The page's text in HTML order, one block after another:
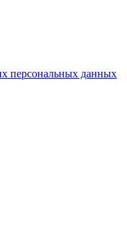
персональных данных